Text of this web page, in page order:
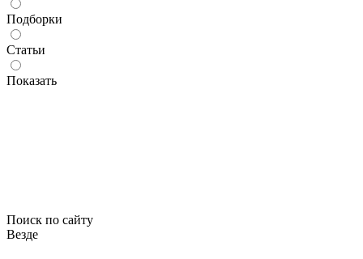
Подборки
Статьи
Показать
Поиск по сайту
Везде